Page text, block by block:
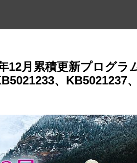
12月累積更新プログラ
、KB5021237